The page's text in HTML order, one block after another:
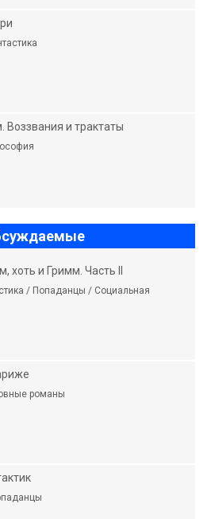
Воззвания и трактаты
хоть и Гримм. Часть II
/ Попаданцы / Социальная
романы